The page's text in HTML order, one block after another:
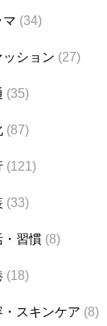
マ (34)
ッション (27)
(35)
(87)
(121)
(33)
・習慣 (8)
(18)
・スキンケア (8)